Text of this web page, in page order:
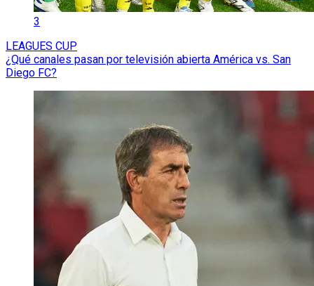
3
LEAGUES CUP
¿Qué canales pasan por televisión abierta América vs. San
Diego FC?